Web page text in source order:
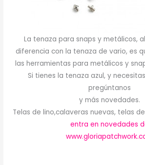
La tenaza para snaps y metálicos,
diferencia con la tenaza de vario, es
las herramientas para metálicos y
Si tienes la tenaza azul, y
pregúntanos
y más novedades.
Telas de lino,calaveras nuevas, telas
entra en novedades